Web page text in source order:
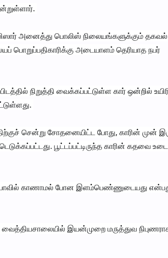
அனைத்து பொலிஸ் நிலையங்களுக்கும் தகவல்
பொறுப்பதிகாரிக்கு அடையாளம் தெரியாத நபர்
நிறுத்தி வைக்கப்பட்டுள்ள கார் ஒன்றில்
சென்று சோதனையிட்ட போது, காரின் முன்
பூட்டப்பட்டிருந்த காரின் கதவை
காணாமல் போன இளம்பெண்ணுடையது என்பது
இயன்முறை மருத்துவ